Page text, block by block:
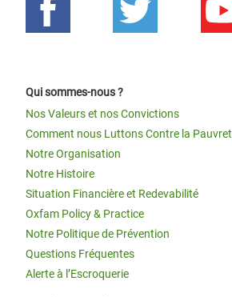
Qui sommes-nous ?
Nos Valeurs et nos Convictions
Comment nous Luttons Contre la
Notre Organisation
Notre Histoire
Situation Financière et Redevabilité
Oxfam Policy & Practice
Notre Politique de Prévention
Questions Fréquentes
Alerte à l’Escroquerie